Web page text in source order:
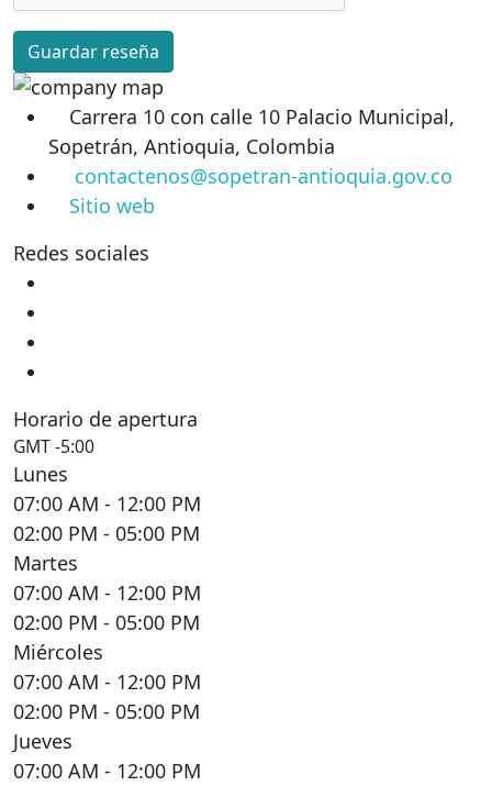
Guardar reseña
Carrera 10 con calle 10 Palacio Municipal,
Sopetrán, Antioquia, Colombia
contactenos@sopetran-antioquia.gov.co
Sitio web
Redes sociales
Horario de apertura
GMT -5:00
Lunes
07:00 AM - 12:00 PM
02:00 PM - 05:00 PM
Martes
07:00 AM - 12:00 PM
02:00 PM - 05:00 PM
Miércoles
07:00 AM - 12:00 PM
02:00 PM - 05:00 PM
Jueves
07:00 AM - 12:00 PM